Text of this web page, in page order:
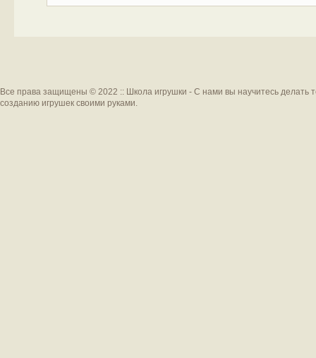
Все права защищены © 2022 :: Школа игрушки - С нами вы научитесь делать
созданию игрушек своими руками.